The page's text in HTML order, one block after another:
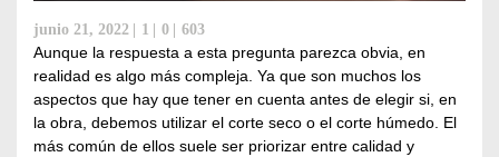
junio 21, 2022 1 0 603
Aunque la respuesta a esta pregunta parezca obvia, en
realidad es algo más compleja. Ya que son muchos los
aspectos que hay que tener en cuenta antes de elegir si, en
la obra, debemos utilizar el corte seco o el corte húmedo. El
más común de ellos suele ser priorizar entre calidad y